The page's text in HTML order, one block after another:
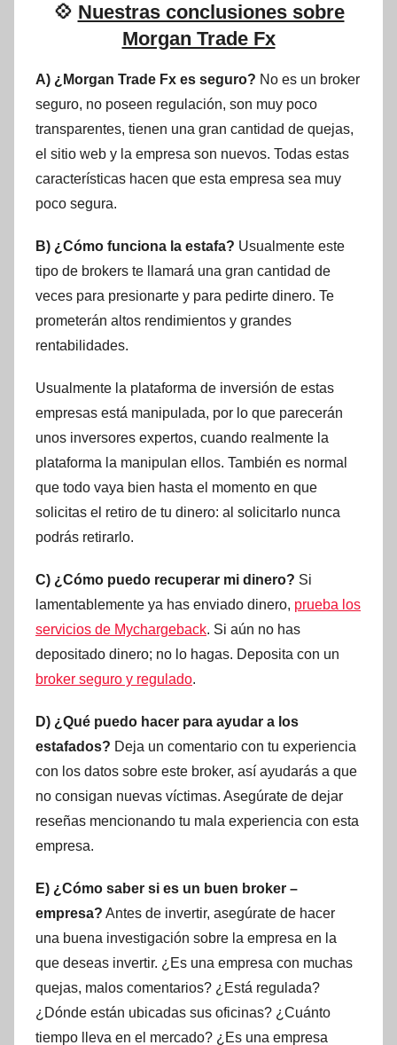
💠 Nuestras conclusiones sobre
Morgan Trade Fx
A) ¿Morgan Trade Fx es seguro? No es un broker
seguro, no poseen regulación, son muy poco
transparentes, tienen una gran cantidad de quejas,
el sitio web y la empresa son nuevos. Todas estas
características hacen que esta empresa sea muy
poco segura.
B) ¿Cómo funciona la estafa? Usualmente este
tipo de brokers te llamará una gran cantidad de
veces para presionarte y para pedirte dinero. Te
prometerán altos rendimientos y grandes
rentabilidades.
Usualmente la plataforma de inversión de estas
empresas está manipulada, por lo que parecerán
unos inversores expertos, cuando realmente la
plataforma la manipulan ellos. También es normal
que todo vaya bien hasta el momento en que
solicitas el retiro de tu dinero: al solicitarlo nunca
podrás retirarlo.
C) ¿Cómo puedo recuperar mi dinero? Si
lamentablemente ya has enviado dinero, prueba los
servicios de Mychargeback. Si aún no has
depositado dinero; no lo hagas. Deposita con un
broker seguro y regulado.
D) ¿Qué puedo hacer para ayudar a los
estafados? Deja un comentario con tu experiencia
con los datos sobre este broker, así ayudarás a que
no consigan nuevas víctimas. Asegúrate de dejar
reseñas mencionando tu mala experiencia con esta
empresa.
E) ¿Cómo saber si es un buen broker –
empresa? Antes de invertir, asegúrate de hacer
una buena investigación sobre la empresa en la
que deseas invertir. ¿Es una empresa con muchas
quejas, malos comentarios? ¿Está regulada?
¿Dónde están ubicadas sus oficinas? ¿Cuánto
tiempo lleva en el mercado? ¿Es una empresa